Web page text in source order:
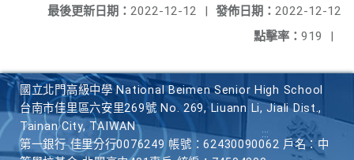
發佈日期： 2022-12-12
最後更新日期： 2022-12-12
|
點擊率： 919 |
國立北門高級中學 National Beimen Senior High School
台南市佳里區六安里269號 No. 269, Liuann Li, Jiali Dist.,
Tainan City, TAIWAN
第一銀行 佳里分行0076249 帳號：62430090062 戶名：中